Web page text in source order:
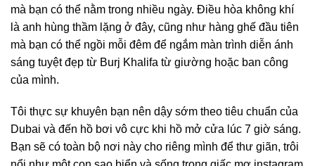
mà bạn có thể nằm trong nhiều ngày. Điều hòa không khí
là anh hùng thầm lặng ở đây, cũng như hàng ghế đầu tiên
mà bạn có thể ngồi mỗi đêm để ngắm màn trình diễn ánh
sáng tuyệt đẹp từ Burj Khalifa từ giường hoặc ban công
của mình.
Tôi thực sự khuyên bạn nên dậy sớm theo tiêu chuẩn của
Dubai và đến hồ bơi vô cực khi hồ mở cửa lúc 7 giờ sáng.
Bạn sẽ có toàn bộ nơi này cho riêng mình để thư giãn, trôi